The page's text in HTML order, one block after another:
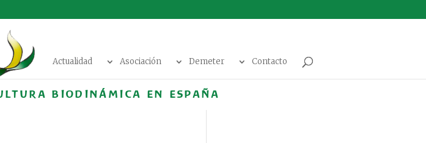
Actualidad Asociación Demeter Contacto
BIODINÁMICA EN ESPAÑA